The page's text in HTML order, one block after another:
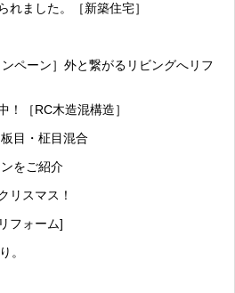
れました。［新築住宅］
ペーン］外と繋がるリビングへリフ
！［RC木造混構造］
目・柾目混合
をご紹介
リスマス！
フォーム]
。